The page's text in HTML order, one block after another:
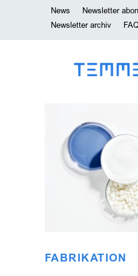
News
Newsletter
Newsletter archiv
FABRIKATION